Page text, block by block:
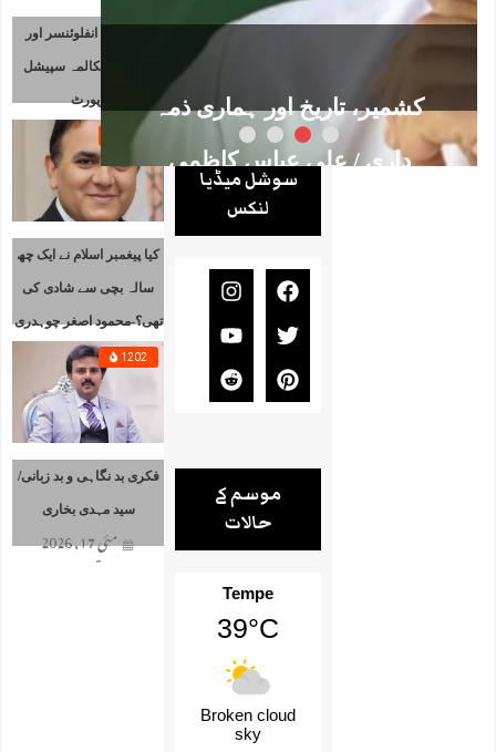
معاشرے میں مرد اور عورت
کا مثالی کردار/ محمد
کوکب جمیل ہاشمی
پاکستانی انفلوئنسر اور
اسرائیل/مکالمہ سپیشل
رپورٹ
مارچ 6, 2026
تبصرہ 1431
کیا پیغمبر اسلام نے ایک چھ
سالہ بچی سے شادی کی
تھی؟-محمود اصغر چوہدری
مارچ 10, 2026
0 تبصرے 1202
فکری بد نگاہی و بد زبانی/
سید مہدی بخاری
مئی 17, 2026
0 تبصرے
سوشل میڈیا
لنکس
موسم کے
حالات
Tempe
39°C
Broken cloud
sky